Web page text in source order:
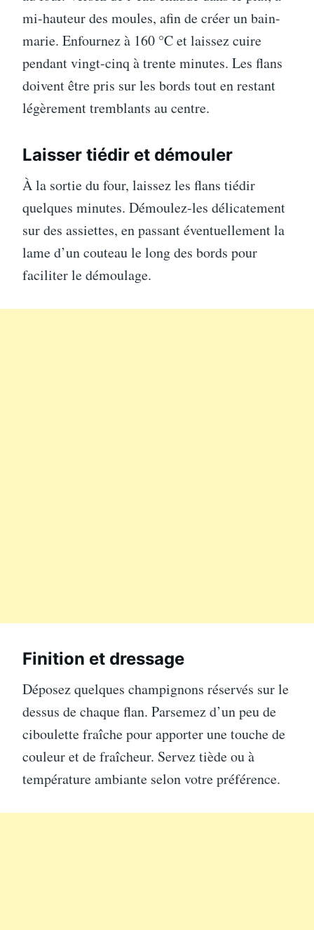
mi-hauteur des moules, afin de créer un bain-
marie. Enfournez à 160 °C et laissez cuire
pendant vingt-cinq à trente minutes. Les flans
doivent être pris sur les bords tout en restant
légèrement tremblants au centre.
Laisser tiédir et démouler
À la sortie du four, laissez les flans tiédir
quelques minutes. Démoulez-les délicatement
sur des assiettes, en passant éventuellement la
lame d’un couteau le long des bords pour
faciliter le démoulage.
Finition et dressage
Déposez quelques champignons réservés sur le
dessus de chaque flan. Parsemez d’un peu de
ciboulette fraîche pour apporter une touche de
couleur et de fraîcheur. Servez tiède ou à
température ambiante selon votre préférence.